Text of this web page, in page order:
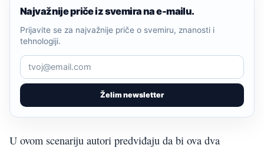
Najvažnije priče iz svemira na e-mailu.
Želim newsletter
Prijavite se za najvažnije priče o svemiru, znanosti i
tehnologiji.
U ovom scenariju autori predviđaju da bi ova dva